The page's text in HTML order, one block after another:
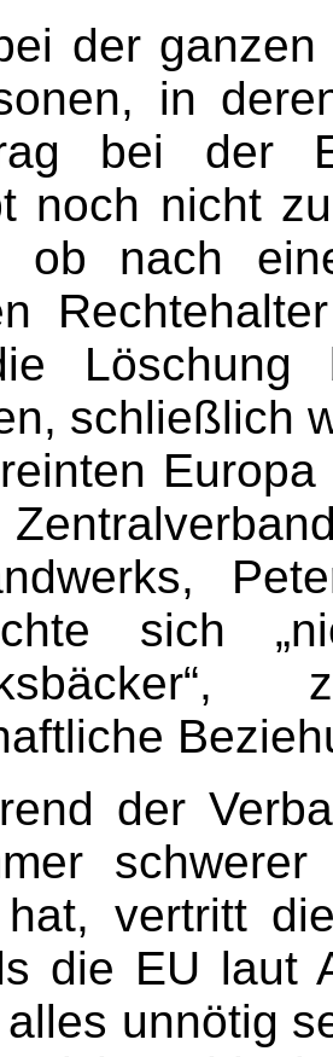
der
in
bei der
noch nicht
ob nach
Löschung
schließlich
sich
der
schwerer
vertritt
die EU laut
unnötig